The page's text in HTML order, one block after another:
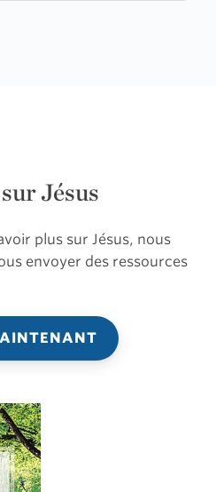
Jésus
plus sur Jésus, nous
envoyer des ressources